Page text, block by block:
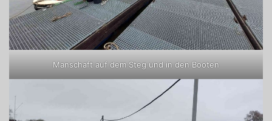
Manschaft auf dem Steg und in den Booten